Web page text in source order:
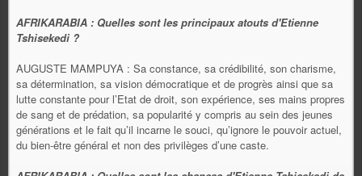
AFRIKARABIA : Quelles sont les principaux atouts d'Etienne
Tshisekedi ?
AUGUSTE MAMPUYA : Sa constance, sa crédibilité, son charisme,
sa détermination, sa vision démocratique et de progrès ainsi que sa
lutte constante pour l’Etat de droit, son expérience, ses mains propres
de sang et de prédation, sa popularité y compris au sein des jeunes
générations et le fait qu’il incarne le souci, qu’ignore le pouvoir actuel,
du bien-être général et non des privilèges d’une caste.